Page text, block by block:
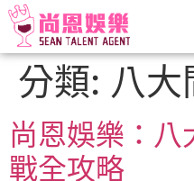
分類: 八大
尚恩娛樂：八
戰全攻略